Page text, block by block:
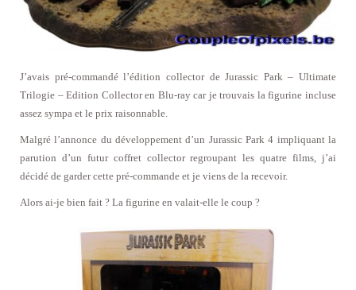
J’avais pré-commandé l’édition collector de Jurassic Park – Ultimate
Trilogie – Edition Collector en Blu-ray car je trouvais la figurine incluse
assez sympa et le prix raisonnable.
Malgré l’annonce du développement d’un Jurassic Park 4 impliquant la
parution d’un futur coffret collector regroupant les quatre films, j’ai
décidé de garder cette pré-commande et je viens de la recevoir.
Alors ai-je bien fait ? La figurine en valait-elle le coup ?